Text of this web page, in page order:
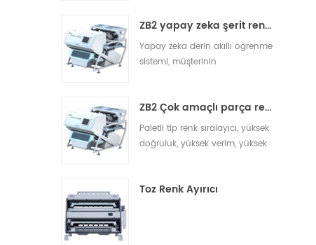
yabancı cisimler tespit edilip
ham maddeden
uzaklaştırılabilir. Grotech Somun
ZB2 yapay zeka şerit renk sıralayıcısı
Yapay zeka derin akıllı öğrenme
sistemi, müşterinin
gerçek zamanlı uzaktan
kontrolü, çalıştırma ve bakımı,
yazılım yükseltmesini, çevrimiçi
ZB2 Çok amaçlı parça renk sıralayıcı
Paletli tip renk sıralayıcı, yüksek
doğruluk, yüksek verim, yüksek
sıralama, yüzeydeki ince
Toz Renk Ayırıcı